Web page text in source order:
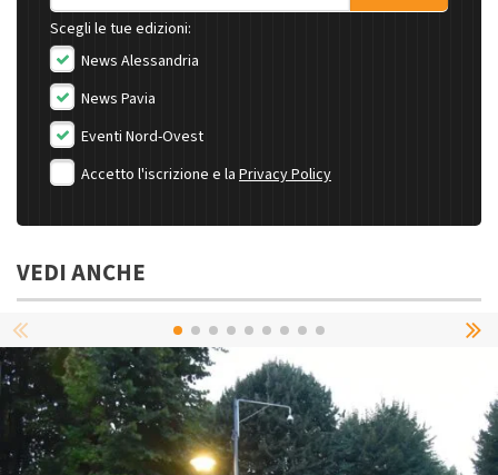
Scegli le tue edizioni:
News Alessandria
News Pavia
Eventi Nord-Ovest
Accetto l'iscrizione e la Privacy Policy
VEDI ANCHE